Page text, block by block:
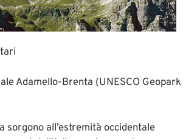
Adamello-Brenta (UNESCO Geopark
sorgono all’estremità occidentale